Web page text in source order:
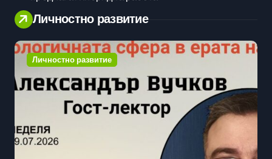
Личностно развитие
Личностно развитие